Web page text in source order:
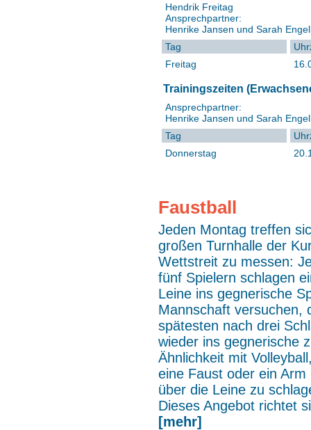
Hendrik Freitag
Ansprechpartner:
Henrike Jansen und Sarah
Tag
Freitag
Trainingszeiten
Ansprechpartner:
Henrike Jansen und Sarah
Tag
Donnerstag
Faustball
Jeden Montag treffen
großen Turnhalle der
Wettstreit zu messen:
fünf Spielern schlagen
Leine ins gegnerische
Mannschaft versuchen,
spätesten nach drei
wieder ins gegnerische
Ähnlichkeit mit
eine Faust oder ein
über die Leine zu
Dieses Angebot richtet
[mehr]